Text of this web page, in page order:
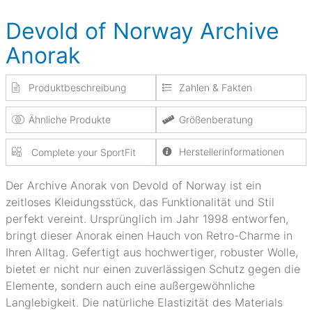
Devold of Norway Archive
Anorak
Produktbeschreibung Zahlen & Fakten
Ähnliche Produkte Größenberatung
Complete your SportFit Herstellerinformationen
Der Archive Anorak von Devold of Norway ist ein
zeitloses Kleidungsstück, das Funktionalität und Stil
perfekt vereint. Ursprünglich im Jahr 1998 entworfen,
bringt dieser Anorak einen Hauch von Retro-Charme in
Ihren Alltag. Gefertigt aus hochwertiger, robuster Wolle,
bietet er nicht nur einen zuverlässigen Schutz gegen die
Elemente, sondern auch eine außergewöhnliche
Langlebigkeit. Die natürliche Elastizität des Materials